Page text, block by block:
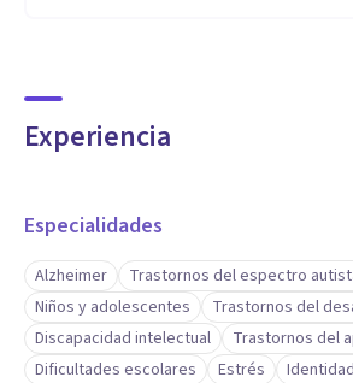
Experiencia
Especialidades
Alzheimer
Trastornos del espectro
Niños y adolescentes
Trastornos del
Discapacidad intelectual
Trastornos del
Dificultades escolares
Estrés